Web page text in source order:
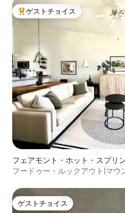
大好評のゲストチョイスです。
ゲストチョイス
フェアモント・ホット・スプリ
ション・アパート
フードゥー・ルックアウト|マウ
ゲストチョイス
ゲストチョイス